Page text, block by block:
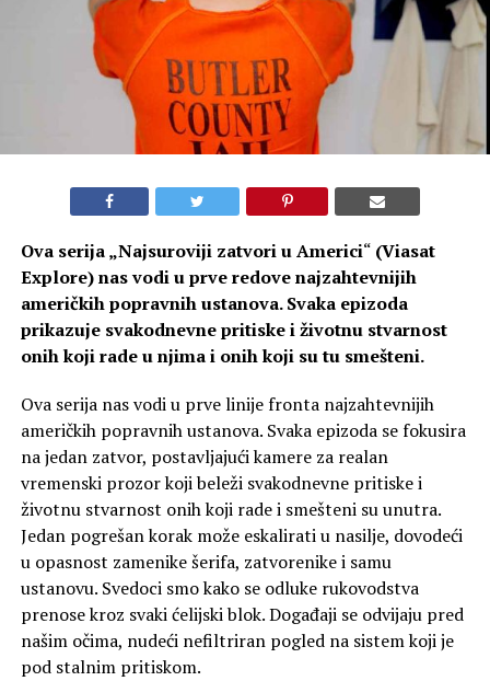
Ova serija „Najsuroviji zatvori u Americi“ (Viasat
Explore) nas vodi u prve redove najzahtevnijih
američkih popravnih ustanova. Svaka epizoda
prikazuje svakodnevne pritiske i životnu stvarnost
onih koji rade u njima i onih koji su tu smešteni.
Ova serija nas vodi u prve linije fronta najzahtevnijih
američkih popravnih ustanova. Svaka epizoda se fokusira
na jedan zatvor, postavljajući kamere za realan
vremenski prozor koji beleži svakodnevne pritiske i
životnu stvarnost onih koji rade i smešteni su unutra.
Jedan pogrešan korak može eskalirati u nasilje, dovodeći
u opasnost zamenike šerifa, zatvorenike i samu
ustanovu. Svedoci smo kako se odluke rukovodstva
prenose kroz svaki ćelijski blok. Događaji se odvijaju pred
našim očima, nudeći nefiltriran pogled na sistem koji je
pod stalnim pritiskom.